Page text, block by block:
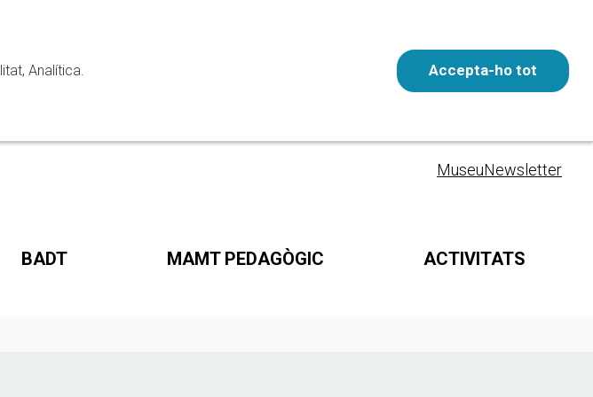
Entrada gratuïta
CAT
MuseuNewsletter
BADT MAMT PEDAGÒGIC ACTIVITATS
Analítica. Accepta-ho tot